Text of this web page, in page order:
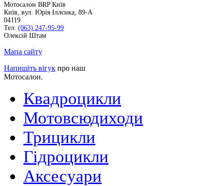
Мотосалон BRP Київ
Київ вул. Юрія Іллєнка, 89-А
04119
Тел: (063) 247-95-99
Олексій Штам
Мапа сайту
Напишіть вігук про наш
Мотосалон.
Квадроцикли
Мотовсюдиходи
Трицикли
Гідроцикли
Аксесуари